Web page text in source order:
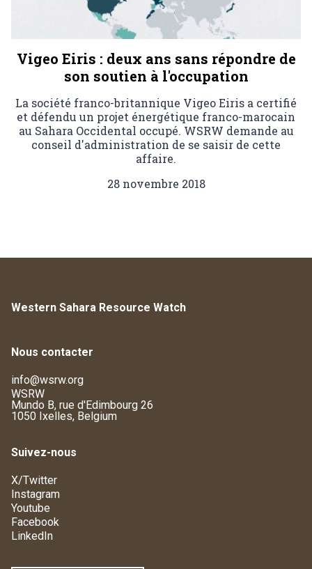
Vigeo Eiris : deux ans sans répondre de
son soutien à l'occupation
La société franco-britannique Vigeo Eiris a certifié
et défendu un projet énergétique franco-marocain
au Sahara Occidental occupé. WSRW demande au
conseil d'administration de se saisir de cette
affaire.
28 novembre 2018
Western Sahara Resource Watch
Nous contacter
info@wsrw.org
WSRW
Mundo B, rue d'Edimbourg 26
1050 Ixelles, Belgium
Suivez-nous
X/Twitter
Instagram
Youtube
Facebook
LinkedIn